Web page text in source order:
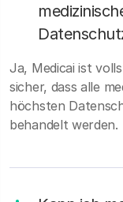
Ja, Medicai ist
sicher, dass alle
höchsten
behandelt werden.